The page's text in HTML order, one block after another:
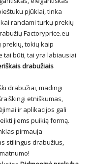
pjūklai, tinka
randami turkų prekių
Factoryprice.eu
tokių kaip
tai būti, tai yra labiausiai
drabužiais
drabužiai, madingi
etniškumas,
ir aplikacijos gali
jiems puikią formą.
pirmauja
stilingus drabužius,